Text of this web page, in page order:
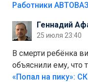
на предприятии.
Работники
Геннадий
25 июля 23:40
В смерти ребёнка
объяснили ему, что
Лезть через такой